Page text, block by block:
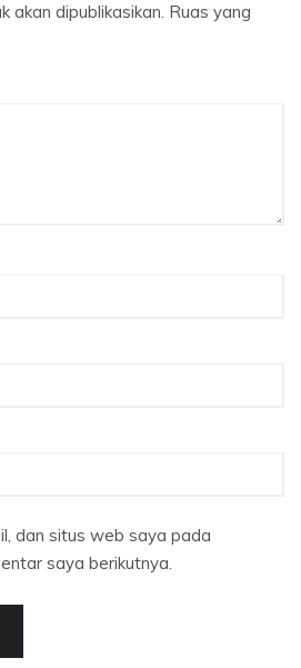
akan dipublikasikan. Ruas yang
dan situs web saya pada
saya berikutnya.